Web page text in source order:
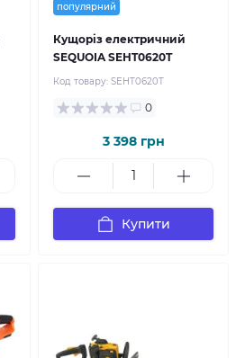
популярний
Кущоріз електричний
SEQUOIA SEHT0620T
Код товару: SEHT0620T
0
3 398 грн
Купити